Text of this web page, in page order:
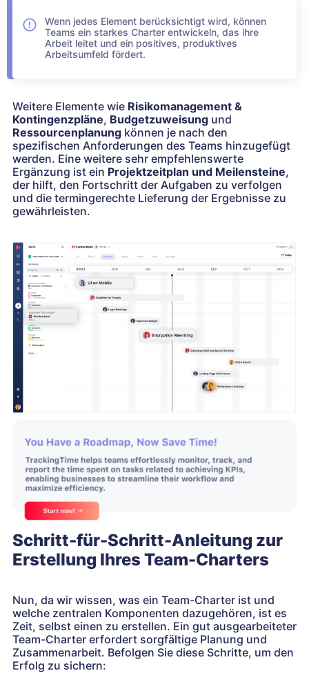
Wenn jedes Element berücksichtigt wird, können
Teams ein starkes Charter entwickeln, das ihre
Arbeit leitet und ein positives, produktives
Arbeitsumfeld fördert.
Weitere Elemente wie Risikomanagement &
Kontingenzpläne, Budgetzuweisung und
Ressourcenplanung können je nach den
spezifischen Anforderungen des Teams hinzugefügt
werden. Eine weitere sehr empfehlenswerte
Ergänzung ist ein Projektzeitplan und Meilensteine,
der hilft, den Fortschritt der Aufgaben zu verfolgen
und die termingerechte Lieferung der Ergebnisse zu
gewährleisten.
Schritt-für-Schritt-Anleitung zur
Erstellung Ihres Team-Charters
Nun, da wir wissen, was ein Team-Charter ist und
welche zentralen Komponenten dazugehören, ist es
Zeit, selbst einen zu erstellen. Ein gut ausgearbeiteter
Team-Charter erfordert sorgfältige Planung und
Zusammenarbeit. Befolgen Sie diese Schritte, um den
Erfolg zu sichern: